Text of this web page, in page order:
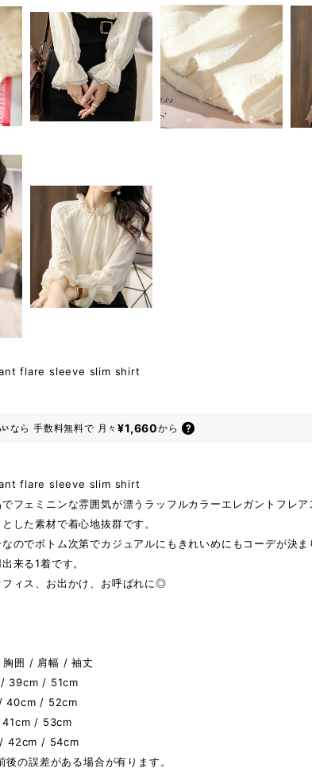
flare sleeve slim shirt
なら 手数料無料で 月々¥1,660から
flare sleeve slim shirt
フェミニンな雰囲気が漂うラッフルカラーエレガントフレア
した素材で着心地抜群です。
のでボトム次第でカジュアルにもきれいめにもコーデが決ま
来る1着です。
フィス、お出かけ、お呼ばれに◎
囲 / 肩幅 / 袖丈
/ 51cm
40cm / 52cm
/ 53cm
42cm / 54cm
の誤差がある場合が有ります。